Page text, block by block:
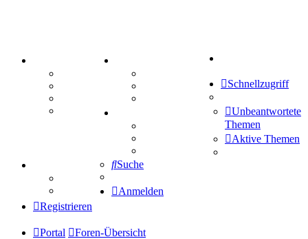
Mastodon
Treffenübersicht
Zitatesammlung
Schiffe versenken
Tipprunde
Comunio
Schnellzugriff
Unbeantwortete
Themen
Aktive Themen
Suche
Anmelden
Registrieren
Portal Foren-Übersicht